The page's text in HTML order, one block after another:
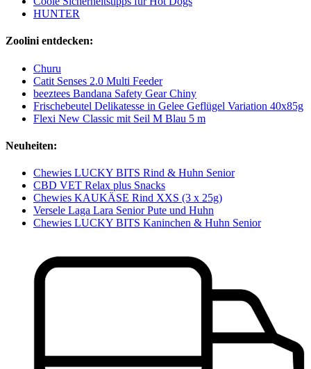
HUNTER
Zoolini entdecken:
Churu
Catit Senses 2.0 Multi Feeder
beeztees Bandana Safety Gear Chiny
Frischebeutel Delikatesse in Gelee Geflügel Variation 40x85g
Flexi New Classic mit Seil M Blau 5 m
Neuheiten:
Chewies LUCKY BITS Rind & Huhn Senior
CBD VET Relax plus Snacks
Chewies KAUKÄSE Rind XXS (3 x 25g)
Versele Laga Lara Senior Pute und Huhn
Chewies LUCKY BITS Kaninchen & Huhn Senior